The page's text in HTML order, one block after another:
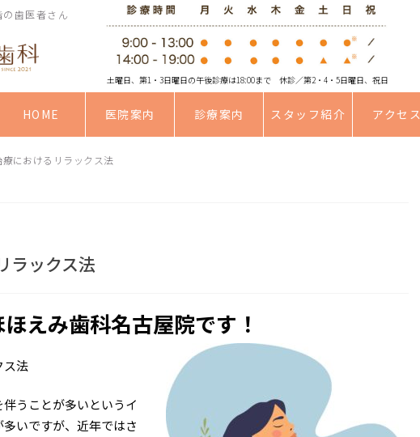
歯医者さん
土曜日、第1・3日曜日の午後診療は18:00まで 休診／第2・4・5日曜日、祝日
HOME 医院案内 診療案内 スタッフ紹介 アクセス
療におけるリラックス法
ラックス法
えみ歯科名古屋院です！
ス法
うことが多いというイ
いですが、近年ではさ